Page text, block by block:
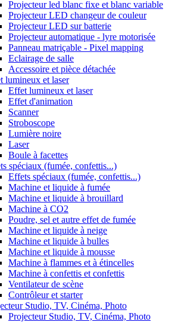
Projecteur led blanc fixe et blanc variable
Projecteur LED changeur de couleur
Projecteur LED sur batterie
Projecteur automatique - lyre motorisée
Panneau matriçable - Pixel mapping
Eclairage de salle
Accessoire et pièce détachée
lumineux et laser
Effet lumineux et laser
Effet d'animation
Scanner
Stroboscope
Lumière noire
Laser
Boule à facettes
spéciaux (fumée, confettis...)
Effets spéciaux (fumée, confettis...)
Machine et liquide à fumée
Machine et liquide à brouillard
Machine à CO2
Poudre, sel et autre effet de fumée
Machine et liquide à neige
Machine et liquide à bulles
Machine et liquide à mousse
Machine à flammes et à étincelles
Machine à confettis et confettis
Ventilateur de scène
Contrôleur et starter
Studio, TV, Cinéma, Photo
Projecteur Studio, TV, Cinéma, Photo